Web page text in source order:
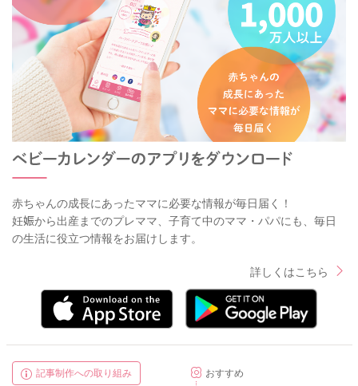
赤ちゃんの成長にあったママに必要な情報が毎日届く！
妊娠から出産までのプレママ、子育て中のママ・パパにも、毎日
の生活に役立つ情報をお届けします。
詳しくはこちら
記事制作への取り組み
おすすめ